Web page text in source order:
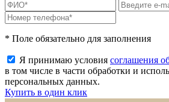
* Поле обязательно для заполнения
Я принимаю условия соглашения
в том числе в части обработки и
персональных данных.
Купить в один клик